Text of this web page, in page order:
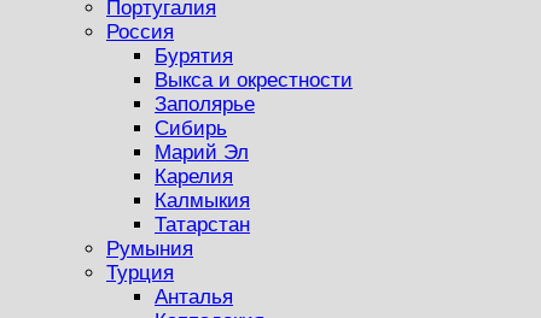
Португалия
Россия
Бурятия
Выкса и окрестности
Заполярье
Сибирь
Марий Эл
Карелия
Калмыкия
Татарстан
Румыния
Турция
Анталья